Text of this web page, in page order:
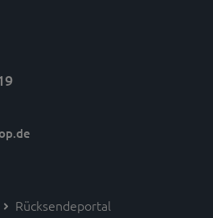
Rücksendeportal